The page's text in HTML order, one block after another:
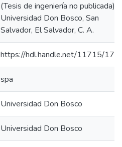
(Tesis de ingeniería no publicada).
Universidad Don Bosco, San
Salvador, El Salvador, C. A.
https://hdl.handle.net/11715/
spa
Universidad Don Bosco
Universidad Don Bosco